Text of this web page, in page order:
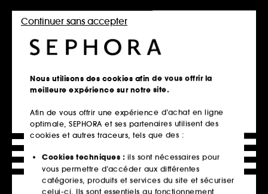
DÉCOUVRIR LA MARQUE
TOUS LES PRODUITS
SEPHORA COLLECTION
345 Produits
Nous utilisons des cookies afin de vous offrir la
meilleure expérience sur notre site.
Afin de vous offrir une expérience d’achat en ligne
optimale, SEPHORA et ses partenaires utilisent des
cookies et autres traceurs, tels que des :
Cookies techniques : ils sont nécessaires pour
vous permettre d’accéder aux différentes
catégories, produits et services du site et sécuriser
celui-ci. Ils sont essentiels au fonctionnement
Continuer sans accepter